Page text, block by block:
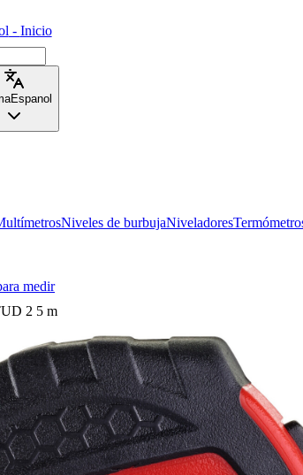
- Inicio
Espanol
Niveles de burbujaNiveladores
medir
2 5 m